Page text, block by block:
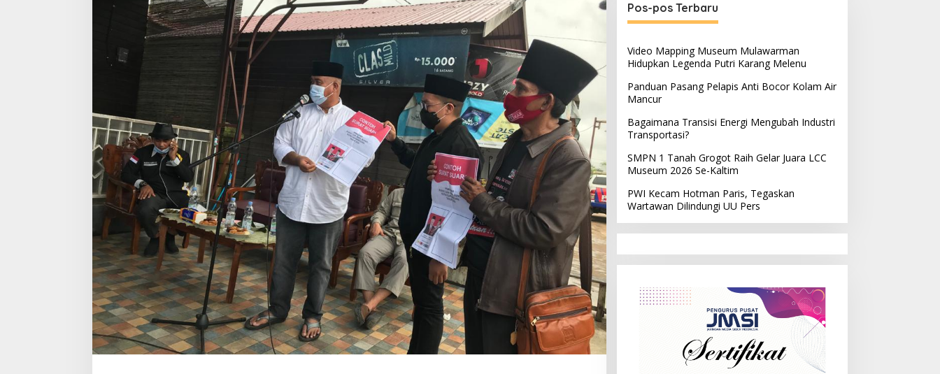
Pos-pos Terbaru
Video Mapping Museum Mulawarman
Hidupkan Legenda Putri Karang Melenu
Panduan Pasang Pelapis Anti Bocor Kolam Air
Mancur
Bagaimana Transisi Energi Mengubah Industri
Transportasi?
SMPN 1 Tanah Grogot Raih Gelar Juara LCC
Museum 2026 Se-Kaltim
PWI Kecam Hotman Paris, Tegaskan
Wartawan Dilindungi UU Pers